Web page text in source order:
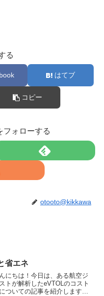
る
はてブ
コピー
フォローする
otooto@kikkawa
省エネ
にちは！今日は、ある航空ジ
トが解析したeVTOLのコスト
ついての記事を紹介します。